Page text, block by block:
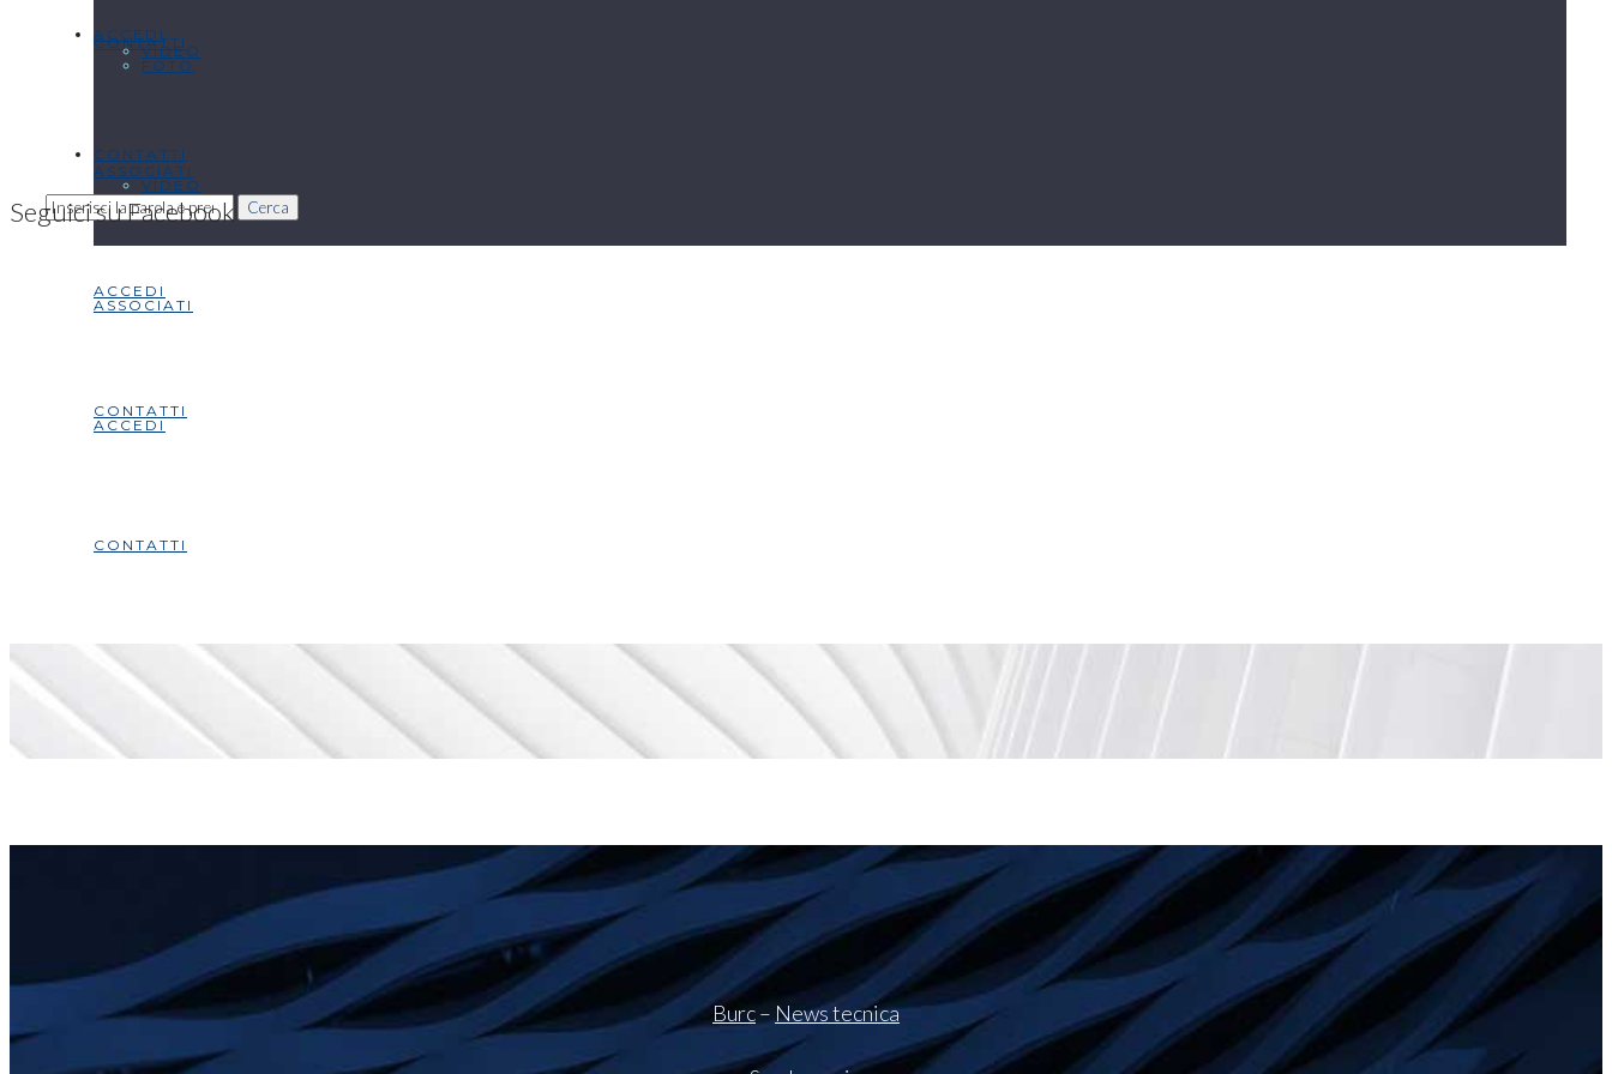
ACCEDI
CONTATTI
CONTATTI
Cerca
VIDEO
ASSOCIATI
ACCEDI
CONTATTI
FOTO
VIDEO
ASSOCIATI
ACCEDI
CONTATTI
Seguici su Facebook
Burc–News tecnica